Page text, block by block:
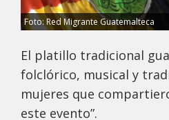
Foto: Red Migrante Guatemalteca
El platillo tradicional
folclórico, musical y
mujeres que
este evento”.